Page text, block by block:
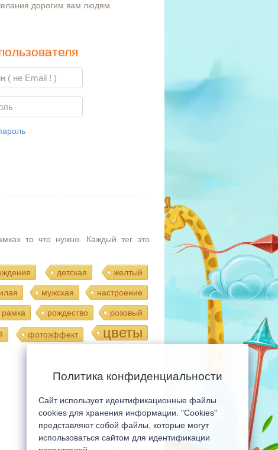
дорогим вам людям.
то что нужно. Каждый тег это
детская желтый
мужская настроение
рамка рождество розовый
фотоэффект цветы
Мобильная версия сайта
Политика конфиденциальности
Сайт использует идентификационные файлы
cookies для хранения информации. "Cookies"
представляют собой файлы, которые могут
использоваться сайтом для идентификации